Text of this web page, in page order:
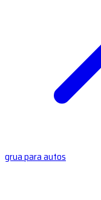
grua para autos